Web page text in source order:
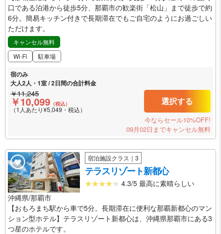
口である泊港から徒歩5分、那覇市の歓楽街「松山」まで徒歩で約
6分。簡易キッチン付きで長期滞在でもご自宅のようにお過ごしい
ただけます。
キャンセル無料
Wi-Fi
駐車場
宿のみ
大人2人・1室 / 2日間の合計料金
￥11,245
￥10,099 （税込）
（1人あたり¥5,049・税込）
選択する
今ならセール10%OFF!
09月02日までキャンセル無料
宿泊施設クラス｜3
テラスリゾート新都心
4.3/5 最高に素晴らしい
沖縄県/那覇市
【おもろまち駅から車で5分。長期滞在に便利な那覇新都心のマン
ション型ホテル】テラスリゾート新都心は、沖縄県那覇市にある3
つ星のホテルです。